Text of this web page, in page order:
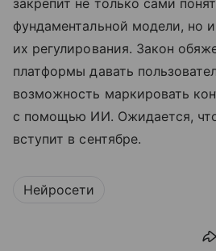
закрепит не только сами
фундаментальной модели, но
их регулирования. Закон
платформы давать
возможность маркировать
с помощью ИИ. Ожидается,
вступит в сентябре.
Нейросети